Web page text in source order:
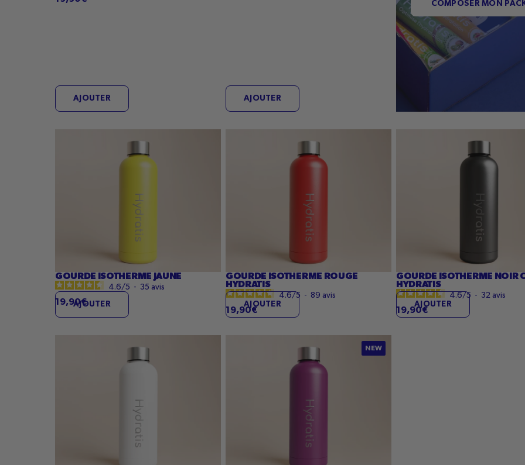
AJOUTER AJOUTER
COMPOSER MON
GOURDE ISOTHERME JAUNE
4.6/5 - 35 avis
19,90€AJOUTER
GOURDE ISOTHERME ROUGE
HYDRATIS
4.6/5 - 89 avis
19,90€
AJOUTER
GOURDE ISOTHERME NOIR
HYDRATIS
4.6/5 - 32 avis
19,90€
AJOUTER
NEW